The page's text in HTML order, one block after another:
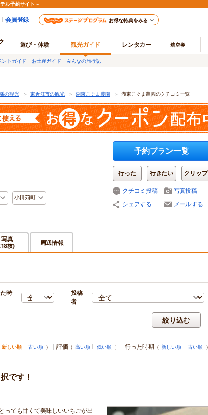
ル予約サイト～
会員登録 お得な特典をみる
遊び・体験 観光ガイド レンタカー 航空券
ントガイド お土産ガイド みんなの旅行記
の観光 ＞ 東近江市の観光 ＞ 湖東こぐま農園 ＞ 湖東こぐま農園のクチコミ一覧
小田苅町
予約プラン一覧
行った 行きたい クリップ
クチコミ投稿
写真投稿
シェアする
メールする
写真
(18枚) 周辺情報
時
投稿
者
絞り込む
新しい順 古い順 ） 評価 （ 高い順 低い順 ） 行った時期 （ 新しい順 古い順 ）
です！
っても甘くて美味しいいちごが出